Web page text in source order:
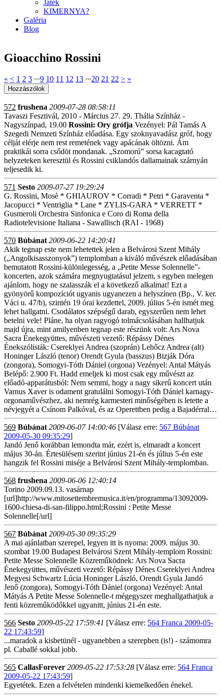
Játék
KIMERNYA?
Galéria
Blog
Gioacchino Rossini
« < 1 2 3 ∙∙∙9 10 11 12 13 ∙∙∙20 21 22 > »
572 frushena 2009-07-28 08:58:11
Tavaszi Fesztivál, 2010 - Március 27. 29. Thália Színház -
Nagyszínpad, 19.00 Rossini: Ory grófja Vezényel: Pál Tamás A
Szegedi Nemzeti Színház előadása. Egy szoknyavadász gróf, hogy
célját elérje nem rest remetének vagy apácának öltözni. Ám
praktikái sorra csődöt mondanak. „Szomorú” sorsa kacagtató
helyzeteken keresztül és Rossini csiklandós dallamainak szárnyán
teljesedik ki.
571 Sesto 2009-07-27 19:29:24
G. Rossini, Mosè * GHIAUROV * Corradi * Petri * Garaventa *
Jacopucci * Ventriglia * Lane * ZYLIS-GARA * VERRETT *
Gusmeroli Orchestra Sinfonica e Coro di Roma della
Radiotelevisione Italiana - Sawallisch (RAI - 1968)
570 Búbánat 2009-06-22 14:20:41
Akik tegnap este nem lehetettek jelen a Belvárosi Szent Mihály
(„Angolkisasszonyok”) templomban a kiváló művészek előadásában
bemutatott Rossini-különlegesség, a „Petite Messe Solennelle”-
koncerten, azok számára megnyugtatásul jelzem, s egyben melegen
ajánlom, hogy ne szalasszák el a következő alkalmat! Ezt a
gyönyörű kompozíciót ugyanis ugyanezen a helyszínen (Bp., V. ker.
Váci u. 47/b), szintén 19 órai kezdettel, 2009. július 5-én ismét meg
lehet hallgatni. Csodálatos szépségű darab, egyszerűen nem lehet
betelni vele! Pláne, ha olyan ragyogó tolmácsolásában hallhatjuk
majd újra, mint amilyenben tegnap este részünk volt: Ars Nova
Sacra Énekegyüttes, művészeti vezető: Répássy Dénes
Énekszólisták: Csereklyei Andrea (szoprán) Lehőcz Andrea (alt)
Honinger László (tenor) Orendt Gyula (basszus) Bizják Dóra
(zongora), Somogyi-Tóth Dániel (orgona) Vezényel: Antal Mátyás
Belépő: 2.900 Ft. Hadd emeljek ki most csak egy művészt az
előadó-apparátusból: Nem semmi, hogy a nagy sikerű koncert után
Varnus Xaver is odament gratulálni Somogyi-Tóth Dániel karnagy-
orgonaművészhez, aki nemrég karmesteri minőségében is letette a
névjegyét a Csínom Palkóval, és az Operettben pedig a Bajadérral…
569 Búbánat 2009-06-07 14:00:46 [Válasz erre: 567 Búbánat
2009-05-30 09:35:29]
Jandó Jenő korábban lemondta már, ezért is, elmaradt a koncert
május 30-án. Értesülésem szerint június 21-én és július 5-én este
hangzik fel Rossini miséje a Belvárosi Szent Mihály-templomban.
568 frushena 2009-06-06 12:40:14
Torino 2009.09.13. vasárnap
[url]http://www.mitosettembremusica.it/en/programma/13092009-
1600-chiesa-di-san-filippo.html;Rossini : Petite Messe
Solennelle[/url]
567 Búbánat 2009-05-30 09:35:29
A mai ajánlatban szerepel, legyen itt is nyoma: 2009. május 30.
szombat 19.00 Budapest Belvárosi Szent Mihály-templom Rossini:
Petite Messe Solennelle Közreműködnek: Ars Nova Sacra
Énekegyüttes, művészeti vezető: Répássy Dénes Csereklyei Andrea
Megyesi Schwartz Lúcia Honinger László, Orendt Gyula Jandó
Jenő (zongora), Somogyi-Tóth Dániel (orgona) Vezényel: Antal
Mátyás A Petite Messe Solennelle-t mégegyszer meghallgathatjuk a
fenti közreműködőkkel ugyanitt, június 21-én este.
566 Sesto 2009-05-22 17:59:41 [Válasz erre: 564 Franca 2009-05-
22 17:43:59]
...maradok a kisbetünél - ugyanebben a szerepben (is!) - számomra
pl. Caballé sokkal jobb.
565 CallasForever 2009-05-22 17:53:28 [Válasz erre: 564 Franca
2009-05-22 17:43:59]
Egyetétek. Ezen a felvételen mindenki kiemelkedően énekel.